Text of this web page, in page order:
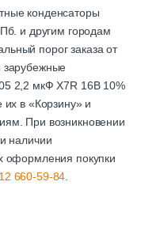
конденсаторы
и другим городам
порог заказа от
зарубежные
2,2 мкФ X7R 16В 10%
их в «Корзину» и
При возникновении
наличии
оформления покупки
660-59-84.